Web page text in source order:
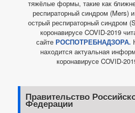
тяжёлые формы, такие как
респираторный синдром (Mers)
острый респираторный синдром
коронавирусе COVID-2019
сайте РОСПОТРЕБНАДЗОРА.
находится актуальная
коронавирусе COVID-
Правительство
Федерации